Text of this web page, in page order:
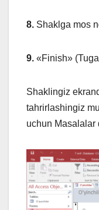
8. Shaklga mos
9. «Finish»
Shaklingiz
tahrirlashingiz
uchun Masalalar